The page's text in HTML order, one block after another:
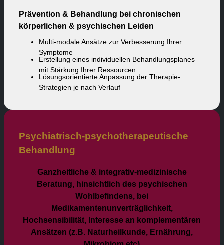
Prävention & Behandlung bei chronischen
körperlichen & psychischen Leiden
Multi-modale Ansätze zur Verbesserung Ihrer
Symptome
Erstellung eines individuellen Behandlungsplanes
mit Stärkung Ihrer Ressourcen
Lösungsorientierte Anpassung der Therapie-
Strategien je nach Verlauf
Psychiatrisch-psychotherapeutische
Behandlung
Ganzheitliche & integrativ-medizinische
Beratung, hinsichtlich des psychischen
Wohlbefindens, bei
Medikamentenunverträglichkeit,
Hochsensibilität, Interesse an komplementären
Ansätzen (z.B. Naturheilkunde, Ernährung,